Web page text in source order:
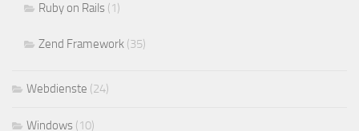
Ruby on Rails (1)
Zend Framework (35)
Webdienste (24)
Windows (10)